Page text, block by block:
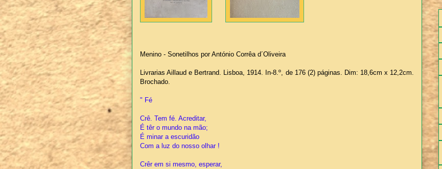
Menino - Sonetilhos por António Corrêa d´Oliveira
Livrarias Aillaud e Bertrand. Lisboa, 1914. In-8.º, de 176 (2) páginas. Dim: 18,6cm x 12,2cm.
Brochado.
" Fé
Crê. Tem fé. Acreditar,
É têr o mundo na mão;
É minar a escuridão
Com a luz do nosso olhar !
Crêr em si mesmo, esperar,